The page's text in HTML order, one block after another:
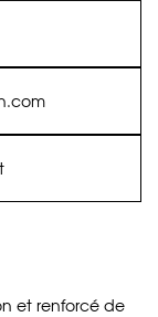
et renforcé de